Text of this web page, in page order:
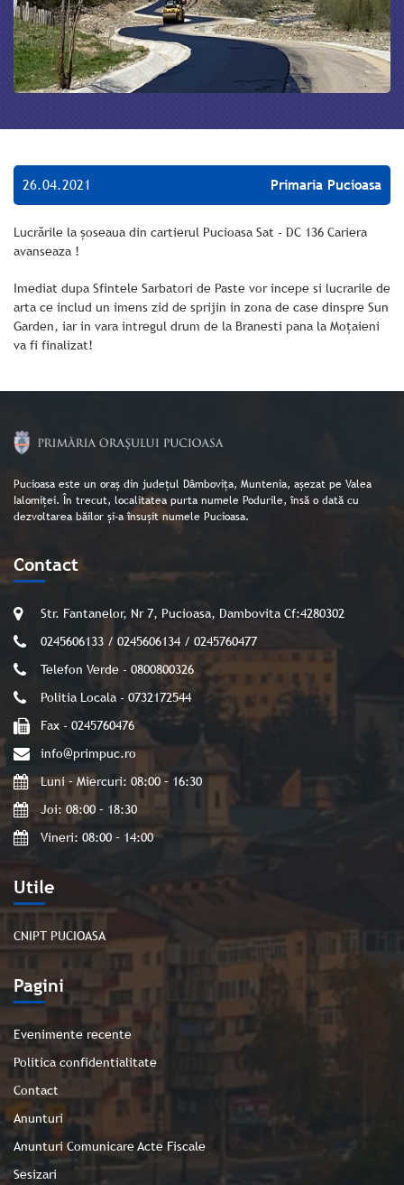
26.04.2021 Primaria Pucioasa
Lucrările la șoseaua din cartierul Pucioasa Sat - DC 136 Cariera
avanseaza !
Imediat dupa Sfintele Sarbatori de Paste vor incepe si lucrarile de
arta ce includ un imens zid de sprijin in zona de case dinspre Sun
Garden, iar in vara intregul drum de la Branesti pana la Moțaieni
va fi finalizat!
Pucioasa este un oraș din județul Dâmbovița, Muntenia, așezat pe Valea
Ialomiței. În trecut, localitatea purta numele Podurile, însă o dată cu
dezvoltarea băilor și-a însușit numele Pucioasa.
Utile
CNIPT PUCIOASA
Pagini
Evenimente recente
Politica confidentialitate
Contact
Anunturi
Anunturi Comunicare Acte Fiscale
Sesizari
Contact
Str. Fantanelor, Nr 7, Pucioasa, Dambovita Cf:4280302
0245606133 / 0245606134 / 0245760477
Telefon Verde - 0800800326
Politia Locala - 0732172544
Fax - 0245760476
info@primpuc.ro
Luni – Miercuri: 08:00 – 16:30
Joi: 08:00 – 18:30
Vineri: 08:00 – 14:00